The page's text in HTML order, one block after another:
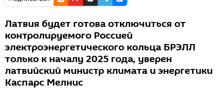
Латвия будет готова отключиться от
контролируемого Россией
электроэнергетического кольца БРЭЛЛ
только к началу 2025 года, уверен
латвийский министр климата и энергетики
Каспарс Мелнис